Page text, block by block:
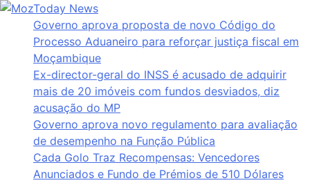
Skip
content
MozToday News
Onde a gente lê.
Governo aprova proposta de novo Código do
Processo Aduaneiro para reforçar justiça fiscal em
Moçambique
Ex-director-geral do INSS é acusado de adquirir
mais de 20 imóveis com fundos desviados, diz
acusação do MP
Governo aprova novo regulamento para avaliação
de desempenho na Função Pública
Cada Golo Traz Recompensas: Vencedores
Anunciados e Fundo de Prémios de 510 Dólares